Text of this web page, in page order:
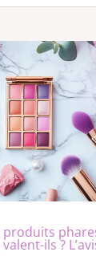
ils ?